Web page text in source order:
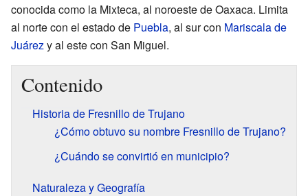
conocida como la Mixteca, al noroeste de Oaxaca. Limita
al norte con el estado de Puebla, al sur con Mariscala de
Juárezy al este con San Miguel.
Contenido
Historia de Fresnillo de Trujano
¿Cómo obtuvo su nombre Fresnillo de Trujano?
¿Cuándo se convirtió en municipio?
Naturaleza y Geografía